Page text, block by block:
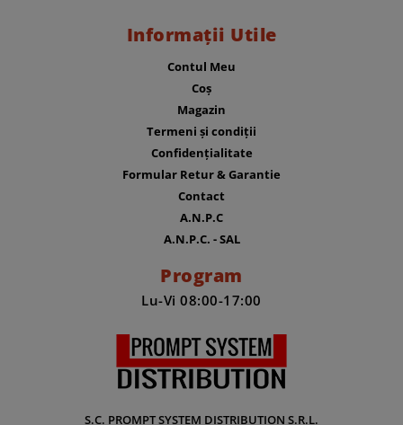
Informații Utile
Contul Meu
Coș
Magazin
Termeni și condiții
Confidențialitate
Formular Retur & Garantie
Contact
A.N.P.C
A.N.P.C. - SAL
Program
Lu-Vi 08:00-17:00
S.C. PROMPT SYSTEM DISTRIBUTION S.R.L.